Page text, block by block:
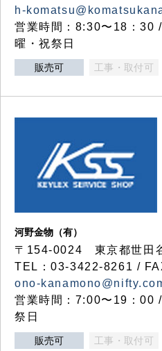
h-
営業時間：8:30〜18：30
曜・祝祭日
販売可 工事・取付可
河野金物（有）
〒154-0024 東京都世田
TEL：03-3422-8261 /
ono-
営業時間：7:00〜19：00
祭日
販売可 工事・取付可